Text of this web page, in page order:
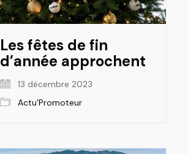
Les fêtes de fin
d’année approchent
13 décembre 2023
Actu'Promoteur